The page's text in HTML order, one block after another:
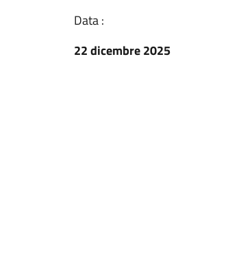
Data :
22 dicembre 2025